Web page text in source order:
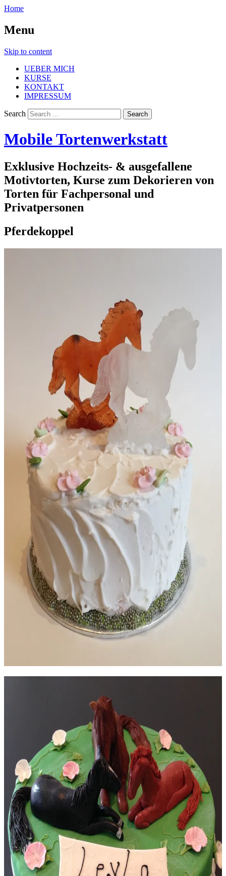
Home
Menu
Skip to content
UEBER MICH
KURSE
KONTAKT
IMPRESSUM
Search
Mobile Tortenwerkstatt
Exklusive Hochzeits- & ausgefallene
Motivtorten, Kurse zum Dekorieren von
Torten für Fachpersonal und
Privatpersonen
Pferdekoppel